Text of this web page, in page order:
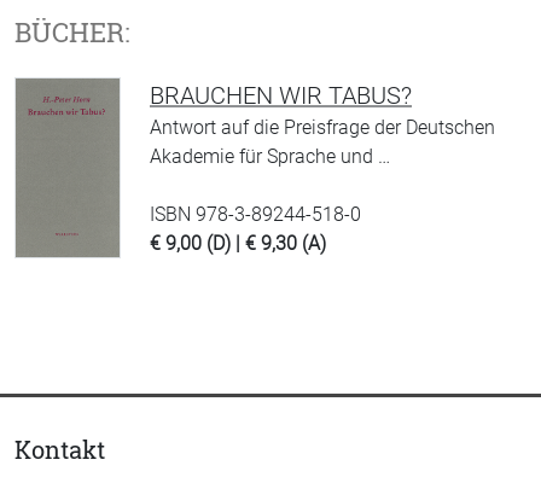
BÜCHER:
BRAUCHEN WIR TABUS?
Antwort auf die Preisfrage der Deutschen
Akademie für Sprache und …
ISBN 978-3-89244-518-0
€ 9,00 (D) | € 9,30 (A)
Kontakt